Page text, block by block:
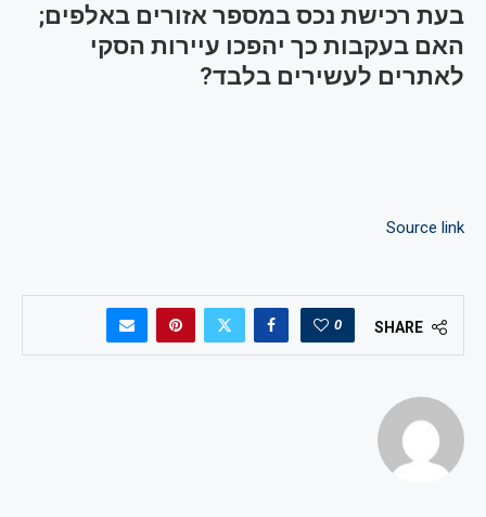
בעת רכישת נכס במספר אזורים באלפים;
האם בעקבות כך יהפכו עיירות הסקי
לאתרים לעשירים בלבד?
Source link
SHARE
0